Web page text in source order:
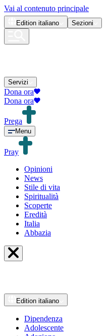
Vai al contenuto principale
Edition italiano Sezioni
Servizi
Dona ora
Dona ora
Prega
Menu
Pray
Opinioni
News
Stile di vita
Spiritualità
Scoperte
Eredità
Italia
Abbazia
Edition italiano
Dipendenza
Adolescente